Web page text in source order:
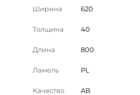
Ширина 620
Толщина 40
Длина 800
Ламель PL
Качество AB